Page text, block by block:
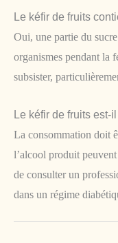
Le kéfir de fruits
Oui, une partie du
organismes pendant la
subsister,
Le kéfir de fruits
La consommation doit
l’alcool produit
de consulter un
dans un régime